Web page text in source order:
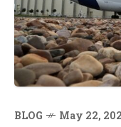
BLOG May 22,